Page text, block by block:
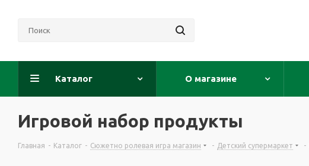
Каталог О магазине
Игровой набор продукты
Главная - Каталог - Сюжетно ролевая игра магазин - Детский супермаркет -